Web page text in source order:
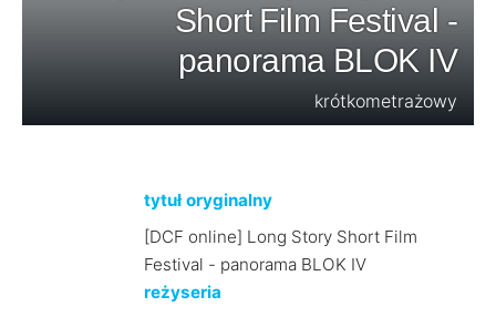
Short Film Festival -
panorama BLOK IV
krótkometrażowy
tytuł oryginalny
[DCF online] Long Story Short Film
Festival - panorama BLOK IV
reżyseria